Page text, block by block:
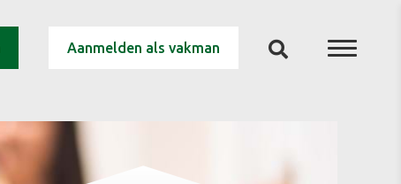
Aanmelden als vakman